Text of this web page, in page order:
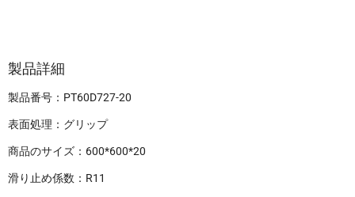
製品詳細
製品番号：PT60D727-20
表面処理：グリップ
商品のサイズ：600*600*20
滑り止め係数：R11